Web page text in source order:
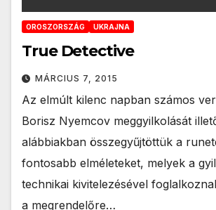
OROSZORSZÁG UKRAJNA
True Detective
MÁRCIUS 7, 2015
Az elmúlt kilenc napban számos
Borisz Nyemcov meggyilkolását
alábbiakban összegyűjtöttük a
fontosabb elméleteket, melyek a
technikai kivitelezésével
a megrendelőre…